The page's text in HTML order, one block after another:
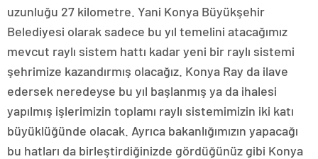
uzunluğu 27 kilometre. Yani Konya Büyükşehir
Belediyesi olarak sadece bu yıl temelini atacağımız
mevcut raylı sistem hattı kadar yeni bir raylı sistemi
şehrimize kazandırmış olacağız. Konya Ray da ilave
edersek neredeyse bu yıl başlanmış ya da ihalesi
yapılmış işlerimizin toplamı raylı sistemimizin iki katı
büyüklüğünde olacak. Ayrıca bakanlığımızın yapacağı
bu hatları da birleştirdiğinizde gördüğünüz gibi Konya